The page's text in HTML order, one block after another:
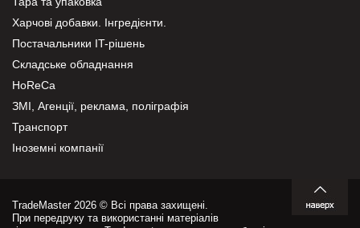
Харчові добавки. Інгредієнти.
Постачальники IT-рішень
Складське обладнання
HoReCa
ЗМІ, Агенції, реклама, поліграфія
Транспорт
Іноземні компанії
TradeMaster 2026 © Всі права захищені.
При передруку та використанні матеріалів